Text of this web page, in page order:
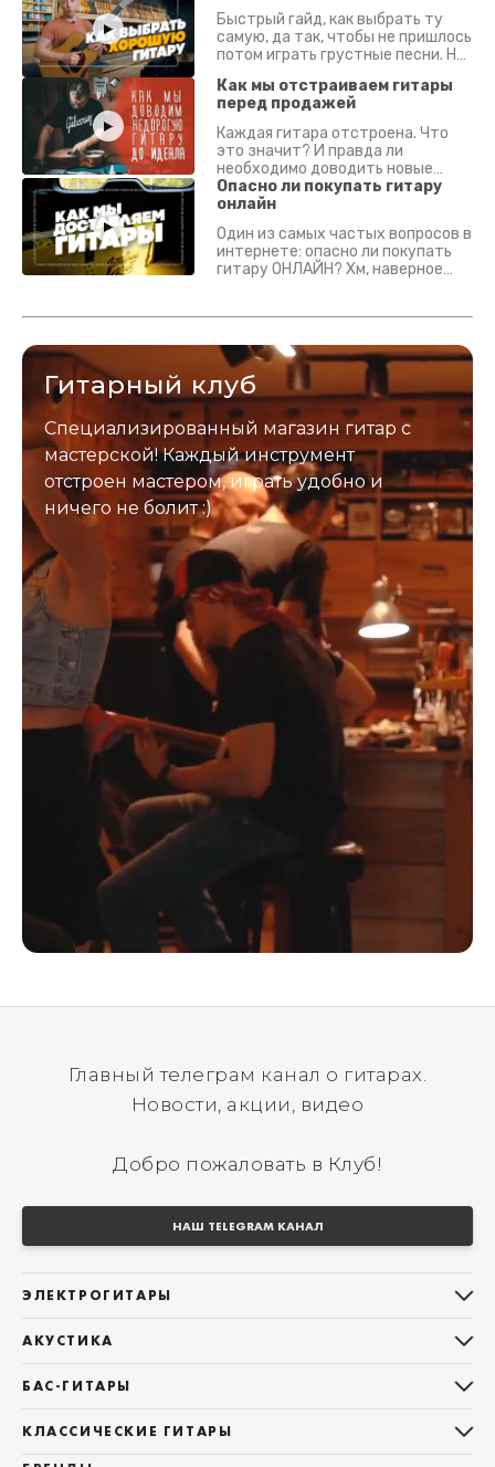
Быстрый гайд, как выбрать ту
самую, да так, чтобы не пришлось
потом играть грустные песни. На
Как мы отстраиваем гитары
перед продажей
Каждая гитара отстроена. Что
это значит? И правда ли
необходимо доводить новые
гитары? Если кратко - да.
Подробно - в видео :)
Опасно ли покупать гитару
онлайн
Один из самых частых вопросов в
интернете: опасно ли покупать
гитару ОНЛАЙН? Хм, наверное
застрахован. Случись что -
Гитарный клуб
Специализированный магазин гитар с
мастерской! Каждый инструмент
отстроен мастером, играть удобно и
ничего не болит :)
Главный телеграм канал о гитарах.
Новости, акции, видео
Добро пожаловать в Клуб!
НАШ TELEGRAM КАНАЛ
ЭЛЕКТРОГИТАРЫ
Telecaster
Les Paul
АКУСТИКА
Фолки (ОМ, 000, 00)
Гранд Аудиториум
БАС-ГИТАРЫ
КЛАССИЧЕСКИЕ ГИТАРЫ
Все классические гитары